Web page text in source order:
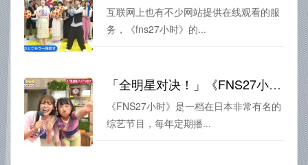
互联网上也有不少网站提供在线观看的服
务，《fns27小时》的...
「全明星对决！」《FNS27小时》2014让你看尽明星之间的恩怨情仇
《FNS27小时》是一档在日本非常有名的
综艺节目，每年定期播...